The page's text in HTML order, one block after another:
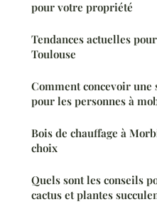
pour votre propriété
Tendances actuelles
Toulouse
Comment concevoir une
pour les personnes à
Bois de chauffage à
choix
Quels sont les conseils
cactus et plantes